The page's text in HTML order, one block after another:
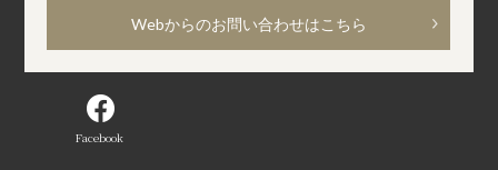
Webからのお問い合わせはこちら
Facebook